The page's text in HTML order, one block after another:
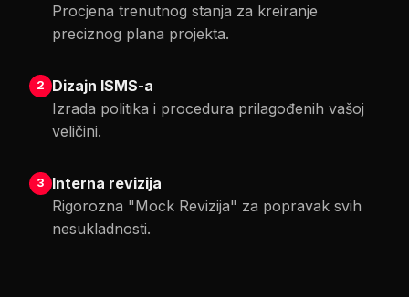
Procjena trenutnog stanja za kreiranje
preciznog plana projekta.
2
Dizajn ISMS-a
Izrada politika i procedura prilagođenih vašoj
veličini.
3
Interna revizija
Rigorozna "Mock Revizija" za popravak svih
nesukladnosti.